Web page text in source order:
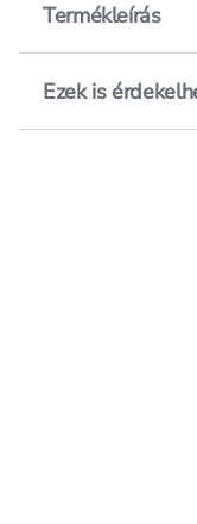
Termékleírás
Ezek is